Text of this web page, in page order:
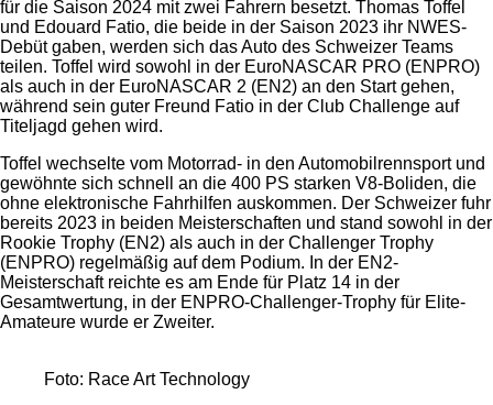
für die Saison 2024 mit zwei Fahrern besetzt. Thomas Toffel
und Edouard Fatio, die beide in der Saison 2023 ihr NWES-
Debüt gaben, werden sich das Auto des Schweizer Teams
teilen. Toffel wird sowohl in der EuroNASCAR PRO (ENPRO)
als auch in der EuroNASCAR 2 (EN2) an den Start gehen,
während sein guter Freund Fatio in der Club Challenge auf
Titeljagd gehen wird.
Toffel wechselte vom Motorrad- in den Automobilrennsport und
gewöhnte sich schnell an die 400 PS starken V8-Boliden, die
ohne elektronische Fahrhilfen auskommen. Der Schweizer fuhr
bereits 2023 in beiden Meisterschaften und stand sowohl in der
Rookie Trophy (EN2) als auch in der Challenger Trophy
(ENPRO) regelmäßig auf dem Podium. In der EN2-
Meisterschaft reichte es am Ende für Platz 14 in der
Gesamtwertung, in der ENPRO-Challenger-Trophy für Elite-
Amateure wurde er Zweiter.
Foto: Race Art Technology